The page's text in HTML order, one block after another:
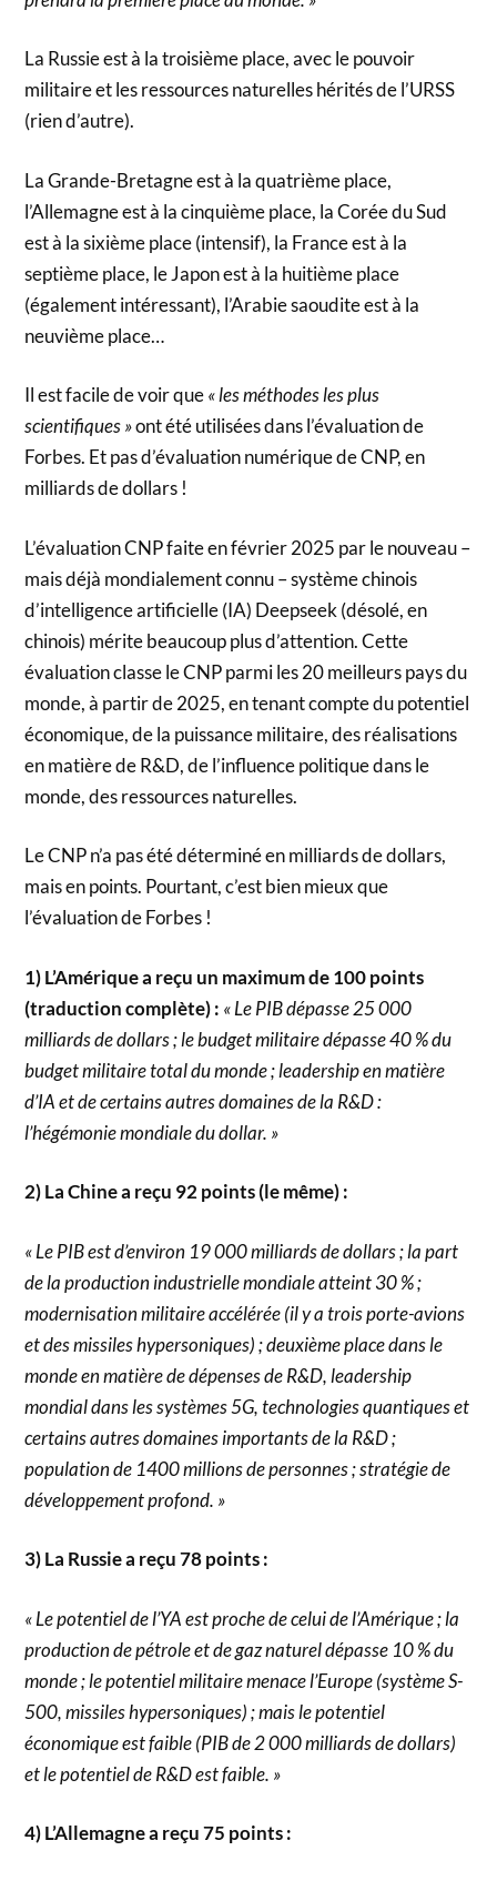
La Russie est à la troisième place, avec le pouvoir
militaire et les ressources naturelles hérités de l’URSS
(rien d’autre).
La Grande-Bretagne est à la quatrième place,
l’Allemagne est à la cinquième place, la Corée du Sud
est à la sixième place (intensif), la France est à la
septième place, le Japon est à la huitième place
(également intéressant), l’Arabie saoudite est à la
neuvième place…
Il est facile de voir que« les méthodes les plus
scientifiques »ont été utilisées dans l’évaluation de
Forbes. Et pas d’évaluation numérique de CNP, en
milliards de dollars !
L’évaluation CNP faite en février 2025 par le nouveau –
mais déjà mondialement connu – système chinois
d’intelligence artificielle (IA) Deepseek (désolé, en
chinois) mérite beaucoup plus d’attention. Cette
évaluation classe le CNP parmi les 20 meilleurs pays du
monde, à partir de 2025, en tenant compte du potentiel
économique, de la puissance militaire, des réalisations
en matière de R&D, de l’influence politique dans le
monde, des ressources naturelles.
Le CNP n’a pas été déterminé en milliards de dollars,
mais en points. Pourtant, c’est bien mieux que
l’évaluation de Forbes !
1) L’Amérique a reçu un maximum de 100 points
(traduction complète) : « Le PIB dépasse 25 000
milliards de dollars ; le budget militaire dépasse 40 % du
budget militaire total du monde ; leadership en matière
d’IA et de certains autres domaines de la R&D :
l’hégémonie mondiale du dollar. »
2) La Chine a reçu 92 points (le même) :
« Le PIB est d’environ 19 000 milliards de dollars ; la part
de la production industrielle mondiale atteint 30 % ;
modernisation militaire accélérée (il y a trois porte-avions
et des missiles hypersoniques) ; deuxième place dans le
monde en matière de dépenses de R&D, leadership
mondial dans les systèmes 5G, technologies quantiques et
certains autres domaines importants de la R&D ;
population de 1400 millions de personnes ; stratégie de
développement profond. »
3) La Russie a reçu 78 points :
« Le potentiel de l’YA est proche de celui de l’Amérique ; la
production de pétrole et de gaz naturel dépasse 10 % du
monde ; le potentiel militaire menace l’Europe (système S-
500, missiles hypersoniques) ; mais le potentiel
économique est faible (PIB de 2 000 milliards de dollars)
et le potentiel de R&D est faible. »
4) L’Allemagne a reçu 75 points :